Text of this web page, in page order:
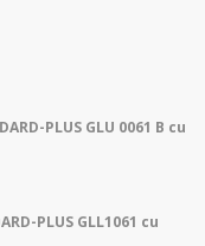
PLUS GLU 0061 B cu
PLUS GLL1061 cu